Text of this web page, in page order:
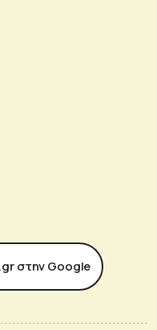
στην Google